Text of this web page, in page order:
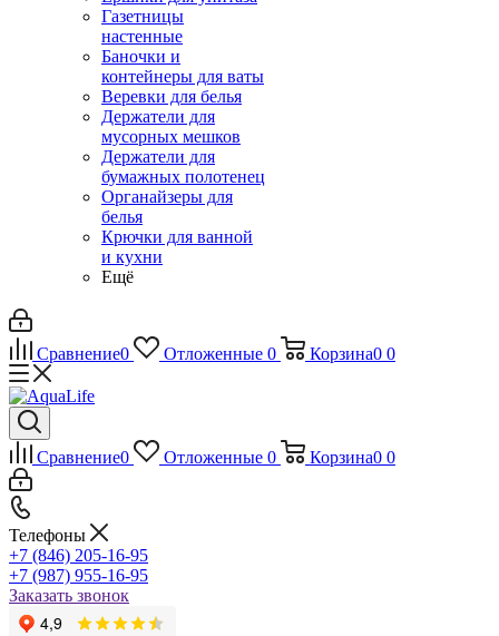
Газетницы
настенные
Баночки и
контейнеры для ваты
Веревки для белья
Держатели для
мусорных мешков
Держатели для
бумажных полотенец
Органайзеры для
белья
Крючки для ванной
и кухни
Ещё
Сравнение0 Отложенные 0 Корзина0 0
Сравнение0 Отложенные 0 Корзина0 0
Телефоны
+7 (846) 205-16-95
+7 (987) 955-16-95
Заказать звонок